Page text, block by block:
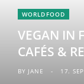
WORLDFOOD
VEGAN IN
CAFÉS &
BY JANE 17.